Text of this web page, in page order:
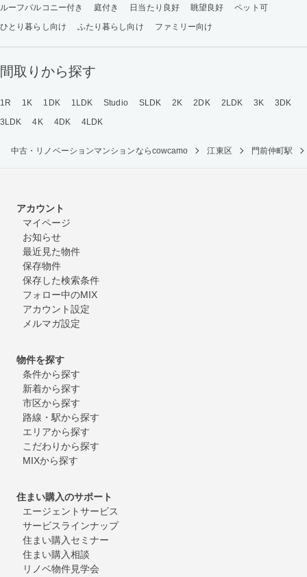
ルーフバルコニー付き 庭付き 日当たり良好 眺望良好
ペット可
ひとり暮らし向け
ふたり暮らし向け ファミリー向け
間取りから探す
1R 1K 1DK 1LDK Studio SLDK 2K 2DK 2LDK 3K
3DK
3LDK
4K 4DK 4LDK
中古・リノベーションマンションならcowcamo 江東区 門前仲町駅
アカウント
マイページ
お知らせ
最近見た物件
保存物件
保存した検索条件
フォロー中のMIX
アカウント設定
メルマガ設定
物件を探す
条件から探す
新着から探す
市区から探す
路線・駅から探す
エリアから探す
こだわりから探す
MIXから探す
住まい購入のサポート
エージェントサービス
サービスラインナップ
住まい購入セミナー
住まい購入相談
リノベ物件見学会